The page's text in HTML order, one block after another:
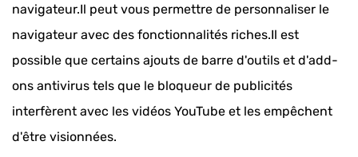
navigateur.Il peut vous permettre de personnaliser le
navigateur avec des fonctionnalités riches.Il est
possible que certains ajouts de barre d'outils et d'add-
ons antivirus tels que le bloqueur de publicités
interfèrent avec les vidéos YouTube et les empêchent
d'être visionnées.